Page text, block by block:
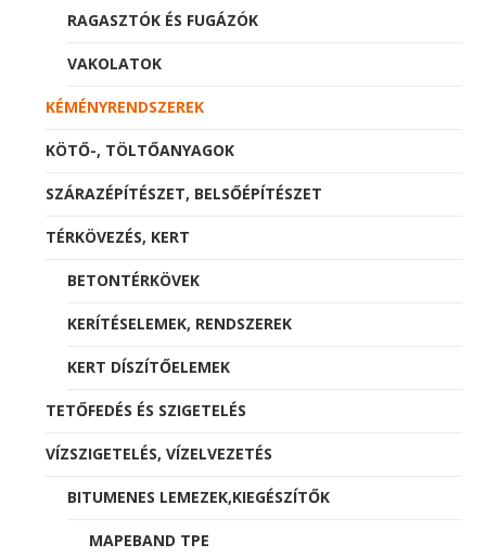
RAGASZTÓK ÉS FUGÁZÓK
VAKOLATOK
KÉMÉNYRENDSZEREK
KÖTŐ-, TÖLTŐANYAGOK
SZÁRAZÉPÍTÉSZET, BELSŐÉPÍTÉSZET
TÉRKÖVEZÉS, KERT
BETONTÉRKÖVEK
KERÍTÉSELEMEK, RENDSZEREK
KERT DÍSZÍTŐELEMEK
TETŐFEDÉS ÉS SZIGETELÉS
VÍZSZIGETELÉS, VÍZELVEZETÉS
BITUMENES LEMEZEK,KIEGÉSZÍTŐK
MAPEBAND TPE